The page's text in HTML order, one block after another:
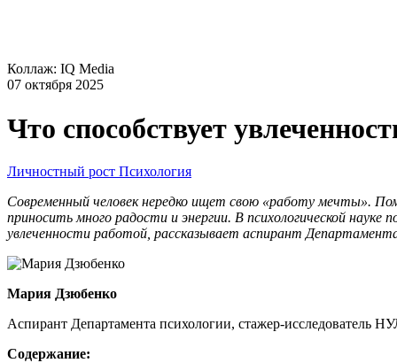
Коллаж: IQ Media
07 октября 2025
Что способствует
Личностный рост Психология
Современный человек нередко ищет свою «работу мечты».
приносить много радости и энергии. В психологической
увлеченности работой, рассказывает аспирант
Мария Дзюбенко
Аспирант Департамента психологии, стажер-
Содержание: